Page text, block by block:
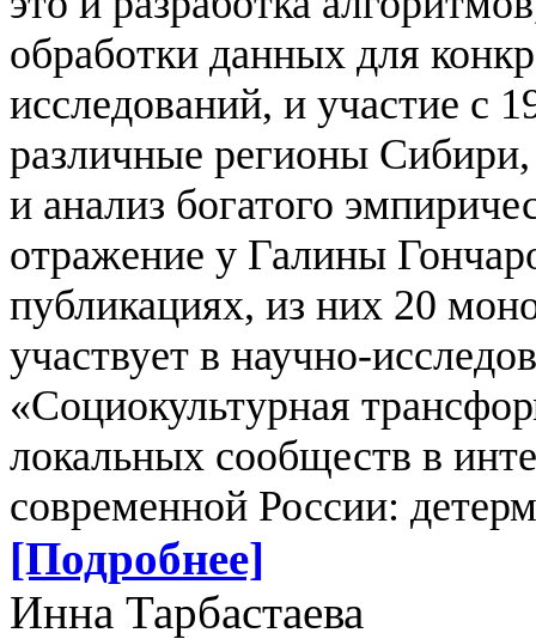
обработки данных для
исследований, и участие с
различные регионы
и анализ богатого
отражение у Галины
публикациях, из них 20
участвует в научно-
«Социокультурная
локальных сообществ в
современной России:
[Подробнее]
Инна Тарбастаева